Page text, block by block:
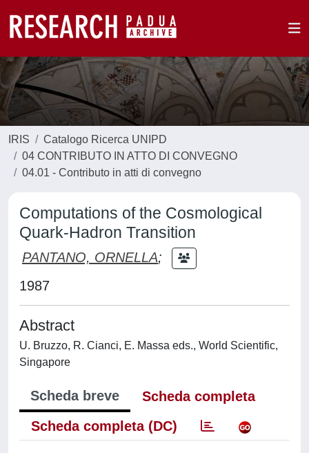
IRIS
Catalogo Ricerca UNIPD
04 CONTRIBUTO IN ATTO DI CONVEGNO
04.01 - Contributo in atti di convegno
Computations of the Cosmological
Quark-Hadron Transition
PANTANO, ORNELLA;
1987
Abstract
U. Bruzzo, R. Cianci, E. Massa eds., World Scientific,
Singapore
Scheda breve
Scheda completa
Scheda completa (DC)